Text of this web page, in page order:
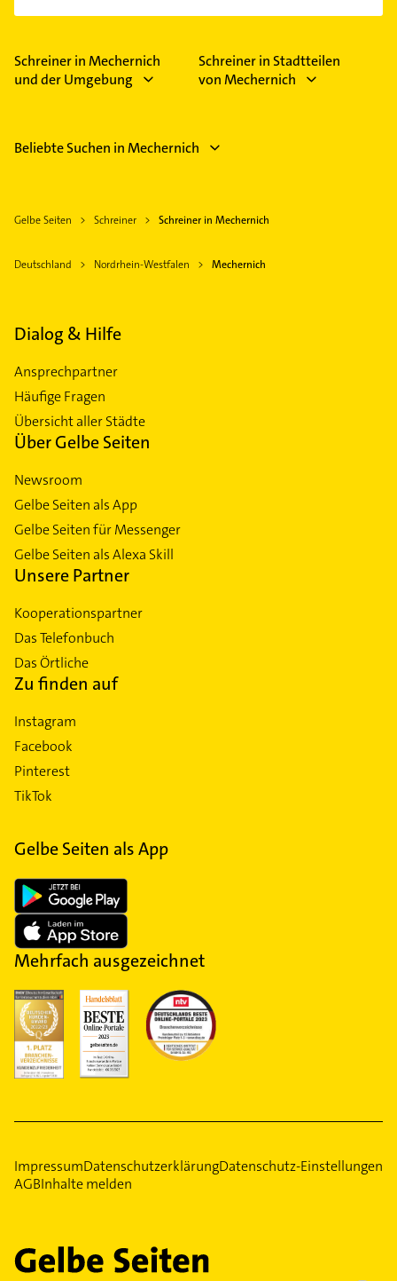
Schreiner in Mechernich
und der Umgebung
Schreiner in Stadtteilen
von Mechernich
Beliebte Suchen in Mechernich
Gelbe Seiten Schreiner Schreiner in Mechernich
Deutschland Nordrhein-Westfalen Mechernich
Dialog & Hilfe
Ansprechpartner
Häufige Fragen
Übersicht aller Städte
Über Gelbe Seiten
Newsroom
Gelbe Seiten als App
Gelbe Seiten für Messenger
Gelbe Seiten als Alexa Skill
Unsere Partner
Kooperationspartner
Das Telefonbuch
Das Örtliche
Zu finden auf
Instagram
Facebook
Pinterest
TikTok
Gelbe Seiten als App
Mehrfach ausgezeichnet
ImpressumDatenschutzerklärungDatenschutz-Einstellungen
AGBInhalte melden